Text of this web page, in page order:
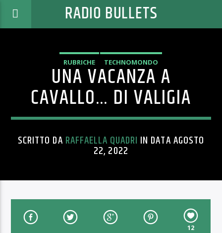
RADIO BULLETS
RUBRICHE TECHNOMONDO
UNA VACANZA A
CAVALLO… DI VALIGIA
SCRITTO DA RAFFAELLA QUADRI IN DATA AGOSTO
22, 2022
12